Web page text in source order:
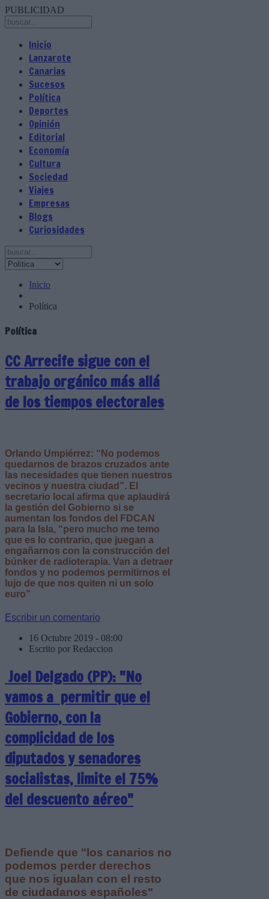
PUBLICIDAD
Inicio
Lanzarote
Canarias
Sucesos
Política
Deportes
Opinión
Editorial
Economía
Cultura
Sociedad
Viajes
Empresas
Blogs
Curiosidades
Inicio
Política
Política
CC Arrecife sigue con el
trabajo orgánico más allá
de los tiempos electorales
Orlando Umpiérrez: “No podemos
quedarnos de brazos cruzados ante
las necesidades que tienen nuestros
vecinos y nuestra ciudad”. El
secretario local afirma que aplaudirá
la gestión del Gobierno si se
aumentan los fondos del FDCAN
para la Isla, “pero mucho me temo
que es lo contrario, que juegan a
engañarnos con la construcción del
búnker de radioterapia. Van a detraer
fondos y no podemos permitirnos el
lujo de que nos quiten ni un solo
euro”
Escribir un comentario
16 Octubre 2019 - 08:00
Escrito por Redaccion
Joel Delgado (PP): "No
vamos a permitir que el
Gobierno, con la
complicidad de los
diputados y senadores
socialistas, limite el 75%
del descuento aéreo"
Defiende que "los canarios no
podemos perder derechos
que nos igualan con el resto
de ciudadanos españoles"